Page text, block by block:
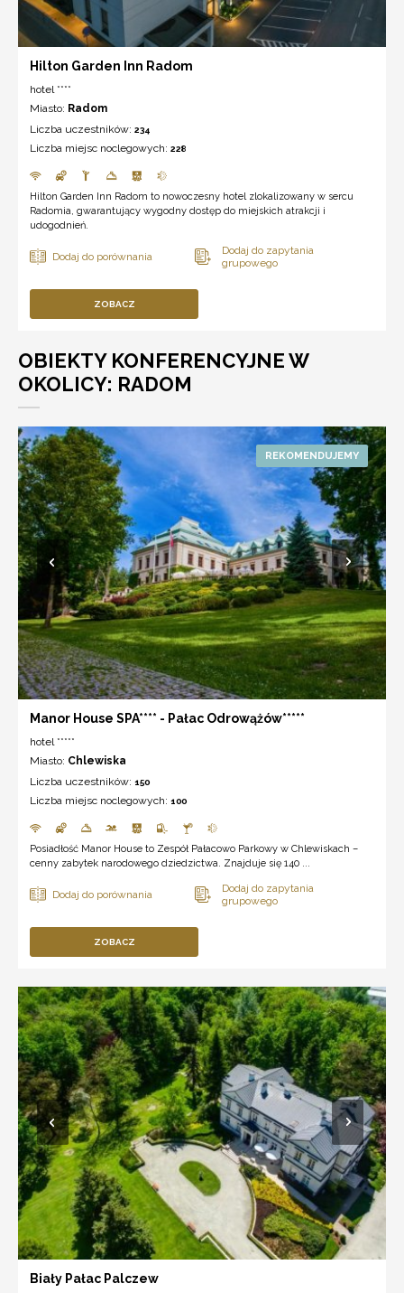
Hilton Garden Inn Radom
hotel ****
Miasto: Radom
Liczba uczestników: 234
Liczba miejsc noclegowych: 228
Hilton Garden Inn Radom to nowoczesny hotel zlokalizowany w sercu
Radomia, gwarantujący wygodny dostęp do miejskich atrakcji i
udogodnień.
ZOBACZ
OBIEKTY KONFERENCYJNE W
OKOLICY: RADOM
Manor House SPA**** - Pałac Odrowążów*****
hotel *****
Miasto: Chlewiska
Liczba uczestników: 150
Liczba miejsc noclegowych: 100
Posiadłość Manor House to Zespół Pałacowo Parkowy w Chlewiskach –
cenny zabytek narodowego dziedzictwa. Znajduje się 140 ...
ZOBACZ
Biały Pałac Palczew